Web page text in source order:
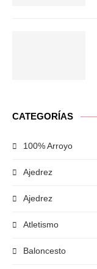
CATEGORÍAS
100% Arroyo
Ajedrez
Ajedrez
Atletismo
Baloncesto